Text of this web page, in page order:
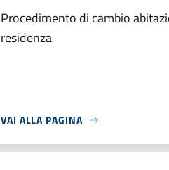
Procedimento di cambio
residenza
VAI ALLA PAGINA